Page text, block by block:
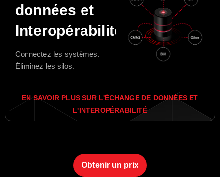
données et
Interopérabilité
Connectez les systèmes.
Éliminez les silos.
EN SAVOIR PLUS SUR L'ÉCHANGE DE DONNÉES ET
L'INTEROPÉRABILITÉ
Obtenir un prix